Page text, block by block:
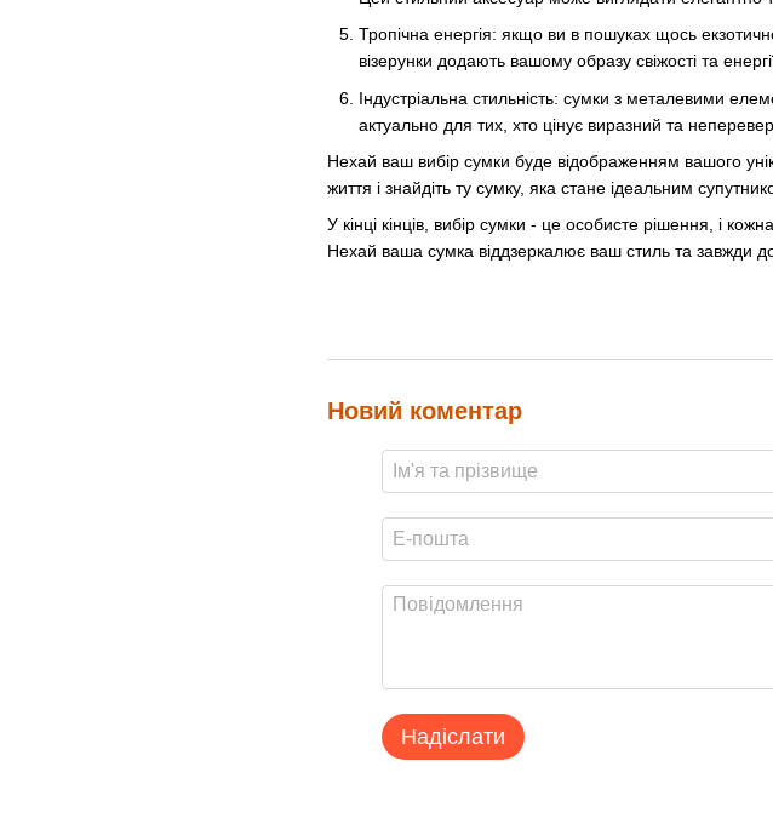
Тропічна енергія: якщо ви в пошуках щось
візерунки додають вашому образу свіжості та
Індустріальна стильність: сумки з металевими
актуально для тих, хто цінує виразний та
Нехай ваш вибір сумки буде відображенням вашого
життя і знайдіть ту сумку, яка стане ідеальним
У кінці кінців, вибір сумки - це особисте рішення, і
Нехай ваша сумка віддзеркалює ваш стиль та завжди
Новий коментар
Надіслати